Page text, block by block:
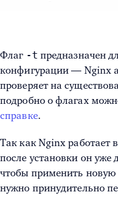
Флаг -t предназначен
конфигурации — Nginx
проверяет на
подробно о флагах
справке.
Так как Nginx работает
после установки он
чтобы применить новую
нужно принудительно